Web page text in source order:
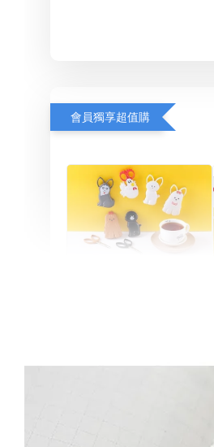
會員獨享超值購